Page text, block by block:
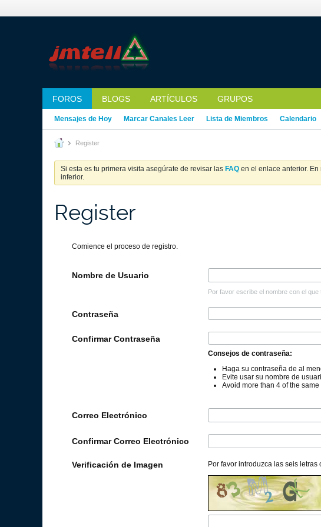
FOROS BLOGS ARTÍCULOS GRUPOS
Mensajes de Hoy Marcar Canales Leer Lista de Miembros Calendario
Register
Si esta es tu primera visita asegúrate de revisar las FAQ en el enlace anterior. En
inferior.
Register
Comience el proceso de registro.
Nombre de Usuario
Por favor escribe el nombre con el
Contraseña
Confirmar Contraseña
Consejos de contraseña:
Haga su contraseña de al
Evite usar su nombre de
Avoid more than 4 of the
Correo Electrónico
Confirmar Correo Electrónico
Verificación de Imagen Por favor introduzca las seis